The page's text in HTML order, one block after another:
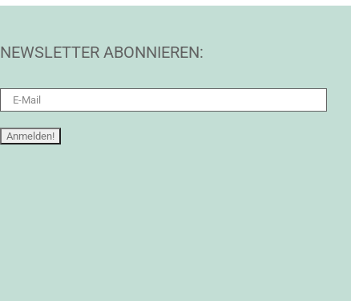
NEWSLETTER ABONNIEREN: